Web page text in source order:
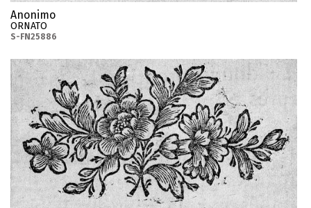
Anonimo
ORNATO
S-FN25886